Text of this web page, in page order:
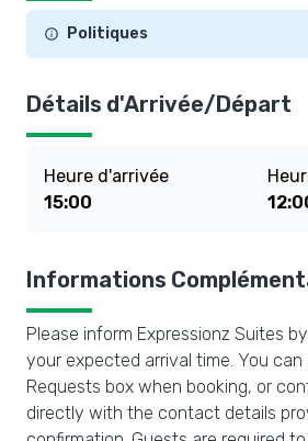
Politiques
Détails d'Arrivée/Départ
Heure d'arrivée
15:00
Informations
Please inform Expressionz Suites
your expected arrival time. You can
Requests box when booking, or
directly with the contact details